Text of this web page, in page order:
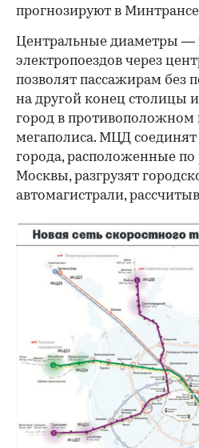
прогнозируют в
Центральные диаметры
электропоездов через
позволят пассажирам без
на другой конец столицы
город в противоположном
мегаполиса. МЦД
города, расположенные
Москвы, разгрузят
автомагистрали,